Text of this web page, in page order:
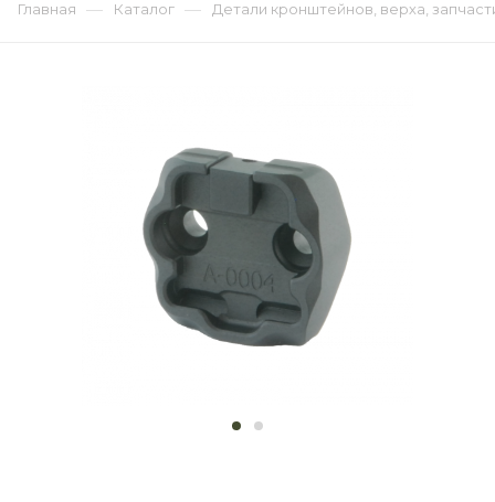
Главная — Каталог — Детали кронштейнов, верха,